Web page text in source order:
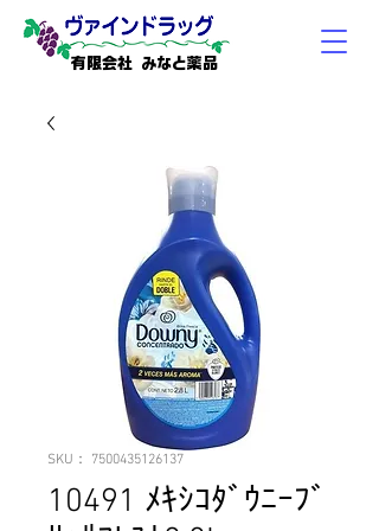
有限会社 みなと薬品
SKU： 7500435126137
10491 ﾒｷｼｺﾀﾞｳﾆｰﾌﾞ